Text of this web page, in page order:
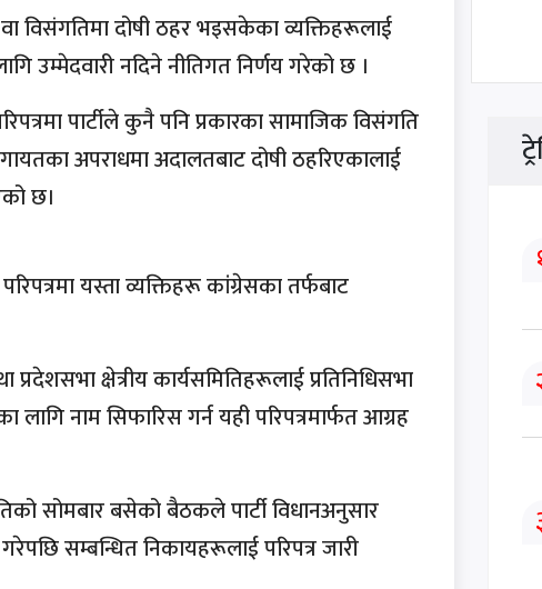
विसंगतिमा दोषी ठहर भइसकेका व्यक्तिहरूलाई
उम्मेदवारी नदिने नीतिगत निर्णय गरेको छ ।
पार्टीले कुनै पनि प्रकारका सामाजिक विसंगति
अपराधमा अदालतबाट दोषी ठहरिएकालाई
छ।
यस्ता व्यक्तिहरू कांग्रेसका तर्फबाट
प्रदेशसभा क्षेत्रीय कार्यसमितिहरूलाई प्रतिनिधिसभा
लागि नाम सिफारिस गर्न यही परिपत्रमार्फत आग्रह
सोमबार बसेको बैठकले पार्टी विधानअनुसार
सम्बन्धित निकायहरूलाई परिपत्र जारी